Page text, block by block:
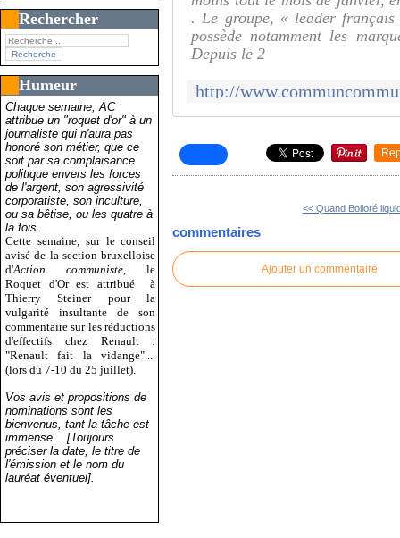
Rechercher
Humeur
Chaque semaine, AC
attribue un "roquet d'or" à un
journaliste qui n'aura pas
honoré son métier, que ce
soit par sa complaisance
politique envers les forces
de l'argent, son agressivité
corporatiste, son inculture,
ou sa bêtise, ou les quatre à
la fois.
Cette semaine, sur le conseil
avisé de la section bruxelloise
d'Action communiste , le
Roquet d'Or est attribué
à
Thierry Steiner pour la
vulgarité insultante de son
commentaire sur les réductions
d'effectifs chez Renault :
"Renault fait la vidange"...
(lors du 7-10 du 25 juillet).
Vos avis et propositions de
nominations sont les
bienvenus, tant la tâche est
immense... [Toujours
préciser la date, le titre de
l'émission et le nom du
lauréat éventuel].
. Le groupe, « leader
possède notamment les
Depuis le 2
<< Quand Bolloré
commentaires
Ajouter un commentaire